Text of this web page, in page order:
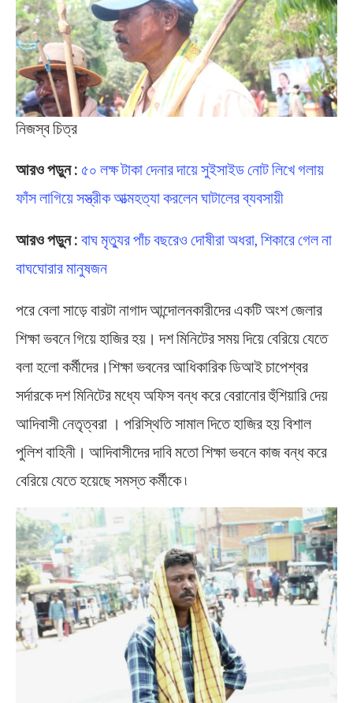
নিজস্ব চিত্র
আরও পড়ুন : ৫০ লক্ষ টাকা দেনার দায়ে সুইসাইড নোট লিখে গলায়
ফাঁস লাগিয়ে সস্ত্রীক আত্মহত্যা করলেন ঘাটালের ব্যবসায়ী
আরও পড়ুন : বাঘ মৃত্যুর পাঁচ বছরেও দোষীরা অধরা, শিকারে গেল না
বাঘঘোরার মানুষজন
পরে বেলা সাড়ে বারটা নাগাদ আন্দোলনকারীদের একটি অংশ জেলার
শিক্ষা ভবনে গিয়ে হাজির হয়। দশ মিনিটের সময় দিয়ে বেরিয়ে যেতে
বলা হলো কর্মীদের।শিক্ষা ভবনের আধিকারিক ডিআই চাপেশ্বর
সর্দারকে দশ মিনিটের মধ্যে অফিস বন্ধ করে বেরানোর হুঁশিয়ারি দেয়
আদিবাসী নেতৃত্বরা । পরিস্থিতি সামাল দিতে হাজির হয় বিশাল
পুলিশ বাহিনী। আদিবাসীদের দাবি মতো শিক্ষা ভবনে কাজ বন্ধ করে
বেরিয়ে যেতে হয়েছে সমস্ত কর্মীকে ৷